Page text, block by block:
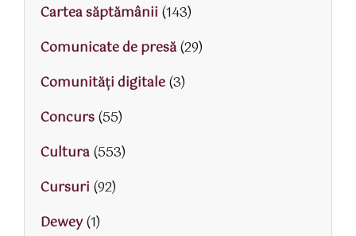
Cartea săptămânii (143)
Comunicate de presă(29)
Comunități digitale(3)
Concurs(55)
Cultura(553)
Cursuri (92)
Dewey(1)